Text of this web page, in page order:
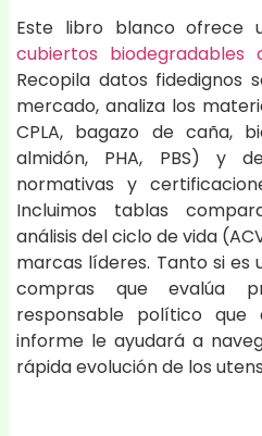
Este libro blanco ofrece
cubiertos biodegradables
Recopila datos fidedignos
mercado, analiza los
CPLA, bagazo de caña,
almidón, PHA, PBS) y
normativas y
Incluimos tablas
análisis del ciclo de vida
marcas líderes. Tanto si es
compras que evalúa
responsable político que
informe le ayudará a
rápida evolución de los